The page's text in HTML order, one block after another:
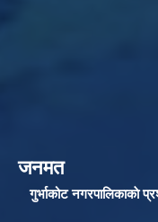
जनमत
गुर्भाकोट नगरपालिकाकाे